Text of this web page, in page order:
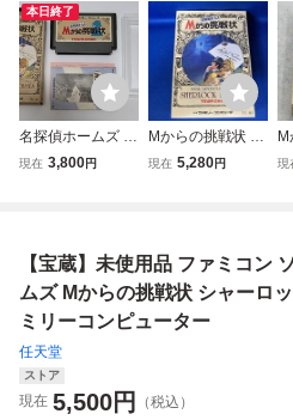
本日終了
名探偵ホームズ M
からの挑戦状 ファ
ファミリーコンピ
ュータ
現在 3,800円
Mからの挑戦状 名
探偵ホームズ
現在 5,280円
探
現
【宝蔵】未使用品 ファミコン
ムズ Mからの挑戦状 シャーロ
ミリーコンピューター
任天堂
ストア
現在 5,500円 （税込）